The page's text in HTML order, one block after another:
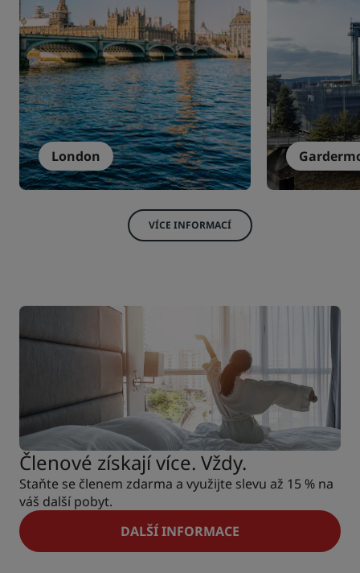
London
VÍCE INFORMACÍ
Členové získají více. Vždy.
Staňte se členem zdarma a využijte slevu až 15 % na
váš další pobyt.
DALŠÍ INFORMACE